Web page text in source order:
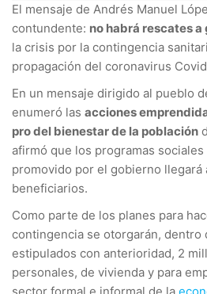
El mensaje de Andrés Manuel
contundente: no habrá rescates
la crisis por la contingencia
propagación del coronavirus
En un mensaje dirigido al pueblo
enumeró las acciones
pro del bienestar de la población
afirmó que los programas
promovido por el gobierno llegará
beneficiarios.
Como parte de los planes para
contingencia se otorgarán, dentro
estipulados con anterioridad, 2
personales, de vivienda y para
sector formal e informal de la